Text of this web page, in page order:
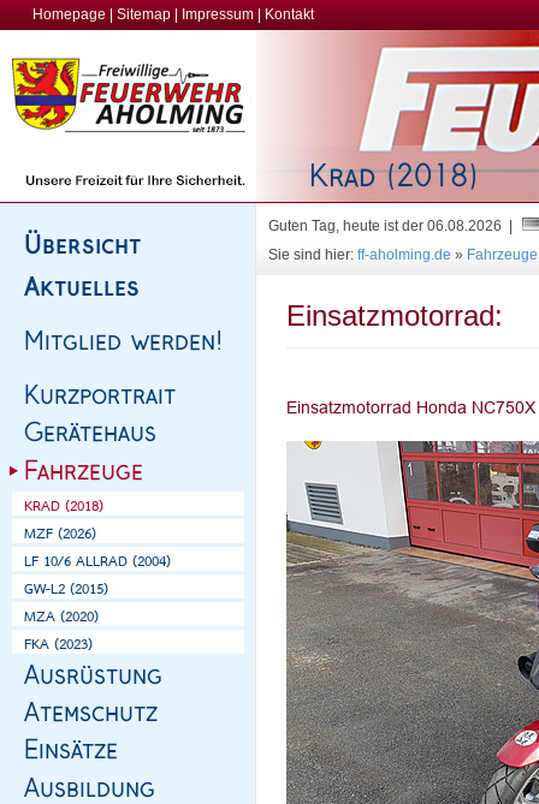
Homepage Sitemap Impressum Kontakt
Guten Tag, heute ist der 06.08.2026 |
Sie sind hier: ff-aholming.de » Fahrzeuge
Einsatzmotorrad: